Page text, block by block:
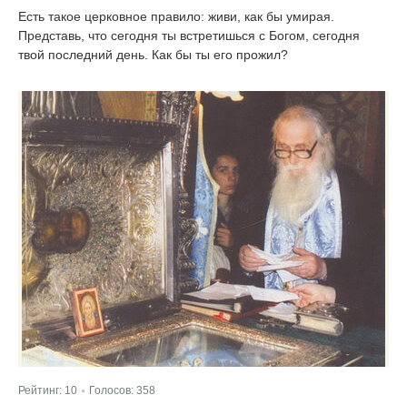
Есть такое церковное правило: живи, как бы умирая.
Представь, что сегодня ты встретишься с Богом, сегодня
твой последний день. Как бы ты его прожил?
Рейтинг: 10 Голосов: 358